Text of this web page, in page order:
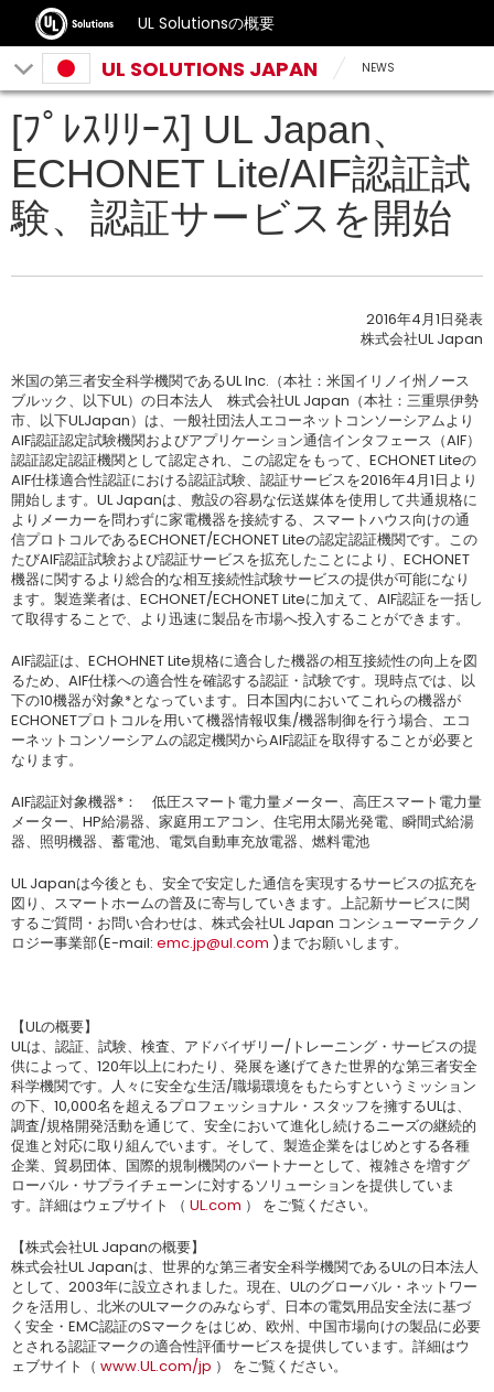
UL Solutionsの概要
UL SOLUTIONS JAPAN NEWS
[ﾌﾟﾚｽﾘﾘｰｽ] UL Japan、
ECHONET Lite/AIF認証試
験、認証サービスを開始
2016年4月1日発表
株式会社UL Japan
米国の第三者安全科学機関であるUL Inc.（本社：米国イリノイ州ノース
ブルック、以下UL）の日本法人 株式会社UL Japan（本社：三重県伊勢
市、以下ULJapan）は、一般社団法人エコーネットコンソーシアムより
AIF認証認定試験機関およびアプリケーション通信インタフェース（AIF）
認証認定認証機関として認定され、この認定をもって、ECHONET Liteの
AIF仕様適合性認証における認証試験、認証サービスを2016年4月1日より
開始します。UL Japanは、敷設の容易な伝送媒体を使用して共通規格に
よりメーカーを問わずに家電機器を接続する、スマートハウス向けの通
信プロトコルであるECHONET/ECHONET Liteの認定認証機関です。この
たびAIF認証試験および認証サービスを拡充したことにより、ECHONET
機器に関するより総合的な相互接続性試験サービスの提供が可能になり
ます。製造業者は、ECHONET/ECHONET Liteに加えて、AIF認証を一括し
て取得することで、より迅速に製品を市場へ投入することができます。
AIF認証は、ECHOHNET Lite規格に適合した機器の相互接続性の向上を図
るため、AIF仕様への適合性を確認する認証・試験です。現時点では、以
下の10機器が対象*となっています。日本国内においてこれらの機器が
ECHONETプロトコルを用いて機器情報収集/機器制御を行う場合、エコ
ーネットコンソーシアムの認定機関からAIF認証を取得することが必要と
なります。
AIF認証対象機器*： 低圧スマート電力量メーター、高圧スマート電力量
メーター、HP給湯器、家庭用エアコン、住宅用太陽光発電、瞬間式給湯
器、照明機器、蓄電池、電気自動車充放電器、燃料電池
UL Japanは今後とも、安全で安定した通信を実現するサービスの拡充を
図り、スマートホームの普及に寄与していきます。上記新サービスに関
するご質問・お問い合わせは、株式会社UL Japan コンシューマーテクノ
ロジー事業部(E-mail: emc.jp@ul.com )までお願いします。
【ULの概要】
ULは、認証、試験、検査、アドバイザリー/トレーニング・サービスの提
供によって、120年以上にわたり、発展を遂げてきた世界的な第三者安全
科学機関です。人々に安全な生活/職場環境をもたらすというミッション
の下、10,000名を超えるプロフェッショナル・スタッフを擁するULは、
調査/規格開発活動を通じて、安全において進化し続けるニーズの継続的
促進と対応に取り組んでいます。そして、製造企業をはじめとする各種
企業、貿易団体、国際的規制機関のパートナーとして、複雑さを増すグ
ローバル・サプライチェーンに対するソリューションを提供していま
す。詳細はウェブサイト （ UL.com ） をご覧ください。
【株式会社UL Japanの概要】
株式会社UL Japanは、世界的な第三者安全科学機関であるULの日本法人
として、2003年に設立されました。現在、ULのグローバル・ネットワー
クを活用し、北米のULマークのみならず、日本の電気用品安全法に基づ
く安全・EMC認証のSマークをはじめ、欧州、中国市場向けの製品に必要
とされる認証マークの適合性評価サービスを提供しています。詳細はウ
ェブサイト（ www.UL.com/jp ） をご覧ください。